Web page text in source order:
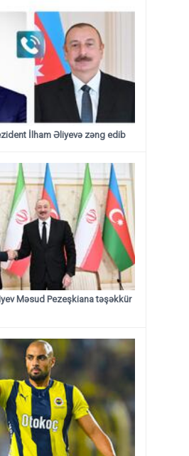
İlham Əliyevə zəng edib
Məsud Pezeşkiana təşəkkür